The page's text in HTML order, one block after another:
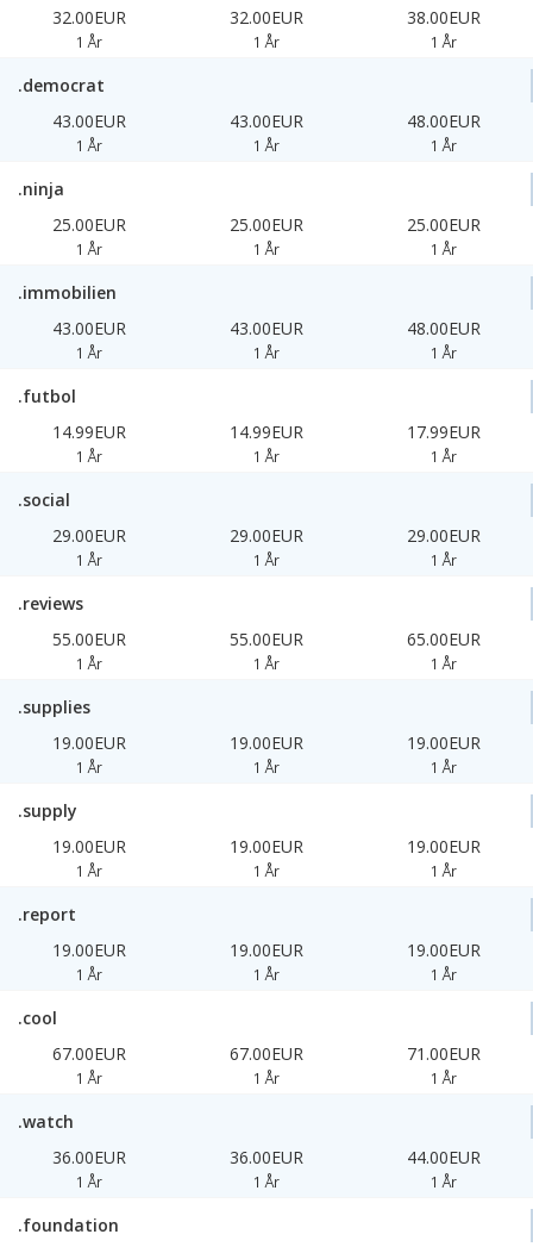
32.00EUR
1 År
32.00EUR
1 År
38.00EUR
1 År
.democrat
43.00EUR
1 År
43.00EUR
1 År
48.00EUR
1 År
.ninja
25.00EUR
1 År
25.00EUR
1 År
25.00EUR
1 År
.immobilien
43.00EUR
1 År
43.00EUR
1 År
48.00EUR
1 År
.futbol
14.99EUR
1 År
14.99EUR
1 År
17.99EUR
1 År
.social
29.00EUR
1 År
29.00EUR
1 År
29.00EUR
1 År
.reviews
55.00EUR
1 År
55.00EUR
1 År
65.00EUR
1 År
.supplies
19.00EUR
1 År
19.00EUR
1 År
19.00EUR
1 År
.supply
19.00EUR
1 År
19.00EUR
1 År
19.00EUR
1 År
.report
19.00EUR
1 År
19.00EUR
1 År
19.00EUR
1 År
.cool
67.00EUR
1 År
67.00EUR
1 År
71.00EUR
1 År
.watch
36.00EUR
1 År
36.00EUR
1 År
44.00EUR
1 År
.foundation